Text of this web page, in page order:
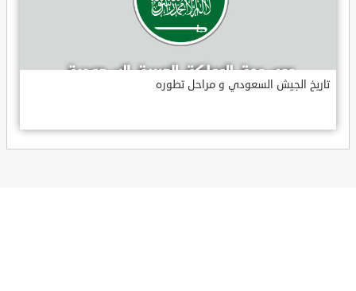
تاريخ الجيش السعودي و مراحل تطوره